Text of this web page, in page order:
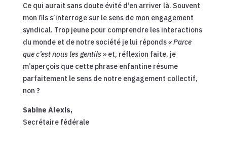
Ce qui aurait sans doute évité d’en arriver là. Souvent
mon fils s’interroge sur le sens de mon engagement
syndical. Trop jeune pour comprendre les interactions
du monde et de notre société je lui réponds« Parce
que c’est nous les gentils »et, réflexion faite, je
m’aperçois que cette phrase enfantine résume
parfaitement le sens de notre engagement collectif,
non ?
Sabine Alexis,
Secrétaire fédérale